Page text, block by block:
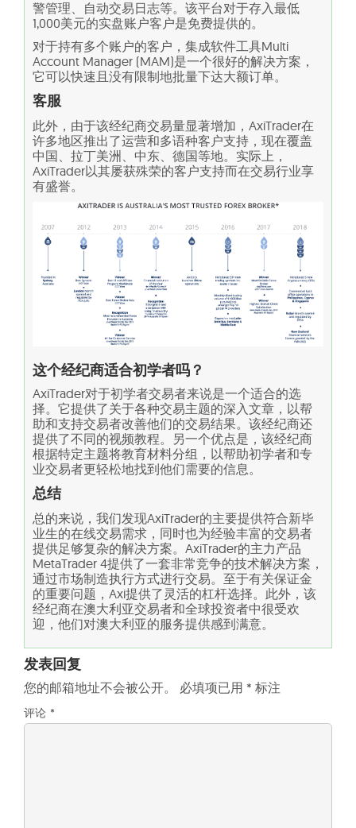
警管理、自动交易日志等。该平台对于存入最低
1,000美元的实盘账户客户是免费提供的。
对于持有多个账户的客户，集成软件工具Multi
Account Manager (MAM)是一个很好的解决方案，
它可以快速且没有限制地批量下达大额订单。
客服
此外，由于该经纪商交易量显著增加，AxiTrader在
许多地区推出了运营和多语种客户支持，现在覆盖
中国、拉丁美洲、中东、德国等地。实际上，
AxiTrader以其屡获殊荣的客户支持而在交易行业享
有盛誉。
这个经纪商适合初学者吗？
AxiTrader对于初学者交易者来说是一个适合的选
择。它提供了关于各种交易主题的深入文章，以帮
助和支持交易者改善他们的交易结果。该经纪商还
提供了不同的视频教程。另一个优点是，该经纪商
根据特定主题将教育材料分组，以帮助初学者和专
业交易者更轻松地找到他们需要的信息。
总结
总的来说，我们发现AxiTrader的主要提供符合新毕
业生的在线交易需求，同时也为经验丰富的交易者
提供足够复杂的解决方案。AxiTrader的主力产品
MetaTrader 4提供了一套非常竞争的技术解决方案，
通过市场制造执行方式进行交易。至于有关保证金
的重要问题，Axi提供了灵活的杠杆选择。此外，该
经纪商在澳大利亚交易者和全球投资者中很受欢
迎，他们对澳大利亚的服务提供感到满意。
发表回复
您的邮箱地址不会被公开。 必填项已用 * 标注
评论 *